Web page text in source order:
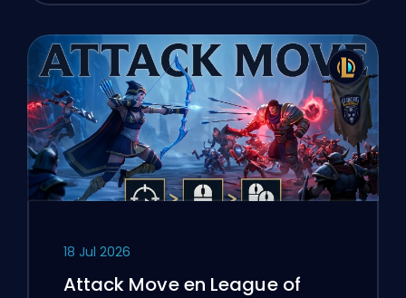
18 Jul 2026
Attack Move en League of